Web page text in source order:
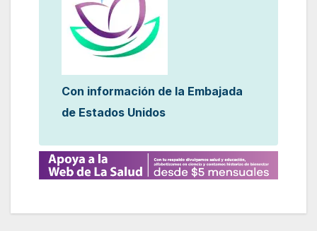
Con información de la Embajada
de Estados Unidos